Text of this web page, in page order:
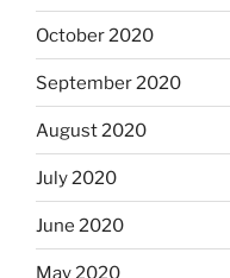
October 2020
September 2020
August 2020
July 2020
June 2020
May 2020